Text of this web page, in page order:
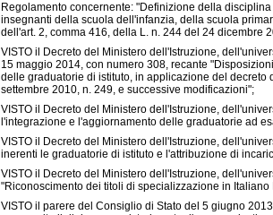
Regolamento concernente: "Definizione della
insegnanti della scuola dell'infanzia, della scuola
dell'art. 2, comma 416, della L. n. 244 del 24 dicembre
VISTO il Decreto del Ministero dell'Istruzione,
15 maggio 2014, con numero 308, recante
delle graduatorie di istituto, in applicazione del
settembre 2010, n. 249, e successive modificazioni";
VISTO il Decreto del Ministero dell'Istruzione,
l'integrazione e l'aggiornamento delle graduatorie ad
VISTO il Decreto del Ministero dell'Istruzione,
inerenti le graduatorie di istituto e l'attribuzione di
VISTO il Decreto del Ministero dell'Istruzione,
"Riconoscimento dei titoli di specializzazione in Italiano
VISTO il parere del Consiglio di Stato del 5 giugno